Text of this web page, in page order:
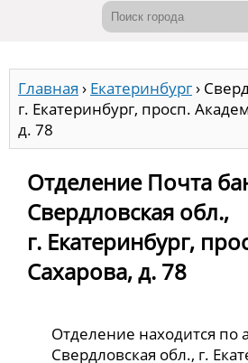
Главная › Екатеринбург›
г. Екатеринбург, просп.
д. 78
Отделение Почта
Свердловская обл.,
г. Екатеринбург,
Сахарова, д. 78
Отделение находится по
Свердловская обл., г.